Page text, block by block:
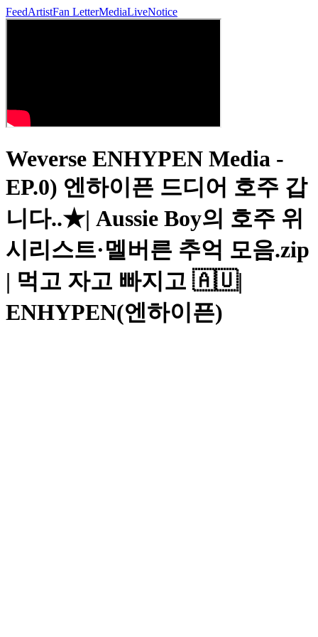
FeedArtistFan LetterMediaLiveNotice
Weverse ENHYPEN Media -
EP.0) 엔하이픈 드디어 호주 갑
니다..★| Aussie Boy의 호주 위
시리스트·멜버른 추억 모음.zip
| 먹고 자고 빠지고 🇦🇺|
ENHYPEN(엔하이픈)